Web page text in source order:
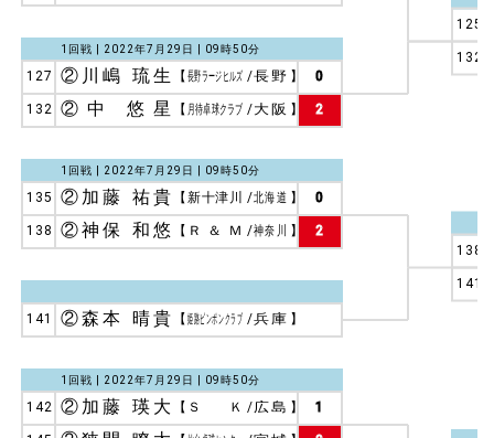
125
132
138
141
1回戦 | 2022年7月29日 | 09時50分
0
127 ②川嶋 琉生 【 長野ラージヒルズ /長野 】
2
132 ②中 悠星 【 月待卓球クラブ /大阪 】
1回戦 | 2022年7月29日 | 09時50分
0
135 ②加藤 祐貴 【 新十津川 /北海道 】
2
138 ②神保 和悠 【 Ｒ ＆ Ｍ /神奈川 】
141 ②森本 晴貴 【 姫路ピンポンクラブ /兵庫 】
1回戦 | 2022年7月29日 | 09時50分
1
142 ②加藤 瑛大 【 ＳＫ /広島 】